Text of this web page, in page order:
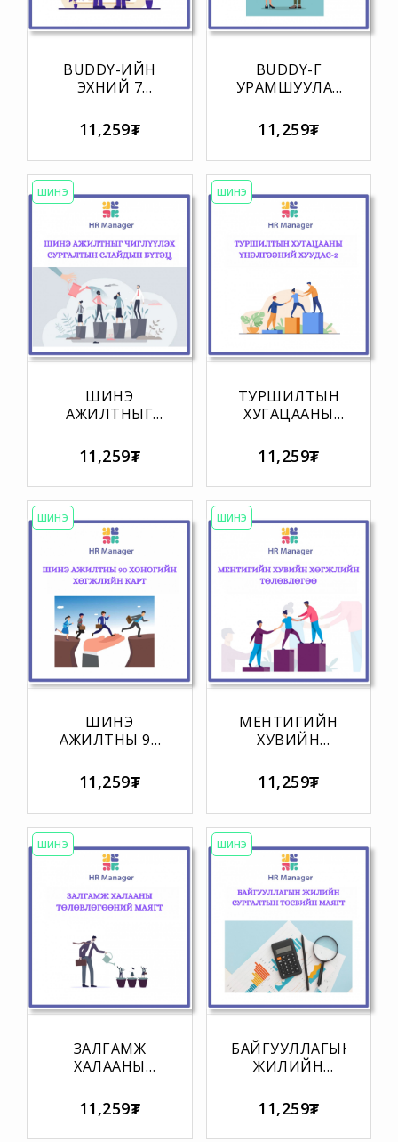
BUDDY-ИЙН
ЭХНИЙ 7
ТӨЛӨВЛӨГӨӨ
11,259₮
BUDDY-Г
УРАМШУУЛАХ
11,259₮
ШИНЭ
ШИНЭ
АЖИЛТНЫГ
СУРГАЛТЫН
СЛАЙДЫН
БҮТЭЦ
11,259₮
ШИНЭ
ТУРШИЛТЫН
ХУГАЦААНЫ
ХУУДАС-2
11,259₮
ШИНЭ
ШИНЭ
АЖИЛТНЫ 90
ХӨГЖЛИЙН
КАРТ
11,259₮
ШИНЭ
МЕНТИГИЙН
ХУВИЙН
ТӨЛӨВЛӨГӨӨ
11,259₮
ШИНЭ
ЗАЛГАМЖ
ХАЛААНЫ
МАЯГТ
11,259₮
ШИНЭ
БАЙГУУЛЛАГЫН
ЖИЛИЙН
ТӨСВИЙН
МАЯГТ
11,259₮